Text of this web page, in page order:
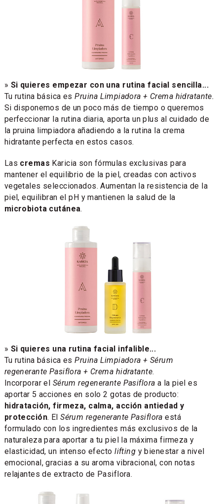
» Si quieres empezar con una rutina facial sencilla...
Tu rutina básica esPruina Limpiadora + Crema hidratante.
Si disponemos de un poco más de tiempo o queremos
perfeccionar la rutina diaria, aporta un plus al cuidado de
la pruina limpiadora añadiendo a la rutina la crema
hidratante perfecta en estos casos.
Las cremas Karicia son fórmulas exclusivas para
mantener el equilibrio de la piel, creadas con activos
vegetales seleccionados. Aumentan la resistencia de la
piel, equilibran el pH y mantienen la salud de la
microbiota cutánea.
» Si quieres una rutina facial infalible...
Tu rutina básica esPruina Limpiadora + Sérum
regenerante Pasiflora + Crema hidratante.
Incorporar el Sérum regenerante Pasiflora a la piel es
aportar 5 acciones en solo 2 gotas de producto:
hidratación, firmeza, calma, acción antiedad y
protección. ElSérum regenerante Pasiflora está
formulado con los ingredientes más exclusivos de la
naturaleza para aportar a tu piel la máxima firmeza y
elasticidad, un intenso efectolifting y bienestar a nivel
emocional, gracias a su aroma vibracional, con notas
relajantes de extracto de Pasiflora.